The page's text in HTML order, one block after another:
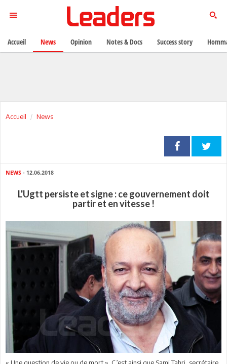
Accueil News
NEWS - 12.06.2018
L'Ugtt persiste et signe : ce gouvernement doit
partir et en vitesse !
Accueil News Opinion Notes & Docs Success story